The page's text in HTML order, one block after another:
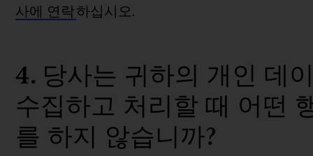
사에 연락하십시오.
4. 당사는 귀하의 개인 데
수집하고 처리할 때 어떤
를 하지 않습니까?